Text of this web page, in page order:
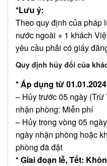
*Lưu ý:
Theo quy định của pháp
nước ngoài + 1 khách
yêu cầu phải có giấy
Quy định hủy đổi của
* Áp dụng từ
– Hủy trước 05 ngày
nhận phòng: Miễn phí
– Hủy trong vòng 05
ngày nhận phòng hoặc
phòng đã đặt
* Giai đoạn lễ, Tết: